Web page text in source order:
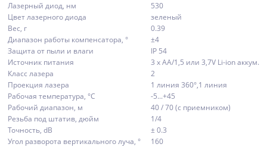
Лазерный диод, нм
530
Цвет лазерного диода
зеленый
Вес, г
0.39
Диапазон работы компенсатора, °
±4
Защита от пыли и влаги
IP 54
Источник питания
3 х АА/1,5 или 3,7V Li-ion аккум.
Класс лазера
2
Проекция лазера
1 линия 360°,1 линия
Рабочая температура, °С
-5...+45
Рабочий диапазон, м
40 / 70 (с приемником)
Резьба под штатив, дюйм
1/4
Точность, dB
± 0.3
Угол разворота вертикального луча, °
160